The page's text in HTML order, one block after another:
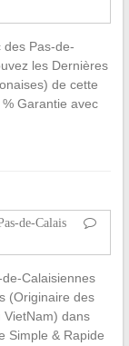
des Pas-de-
les Dernières
de cette
Garantie avec
de-Calais
Calaisiennes
(Originaire des
VietNam) dans
Simple & Rapide